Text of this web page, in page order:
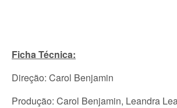
Ficha Técnica:
Direção: Carol Benjamin
Produção: Carol Benjamin, Leandra